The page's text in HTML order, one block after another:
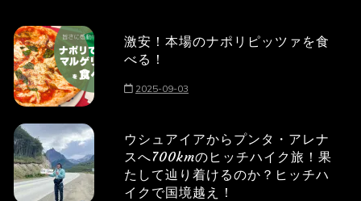
激安！本場のナポリピッツァを食
べる！
2025-09-03
ウシュアイアからプンタ・アレナ
スへ700kmのヒッチハイク旅！果
たして辿り着けるのか？ヒッチハ
イクで国境越え！